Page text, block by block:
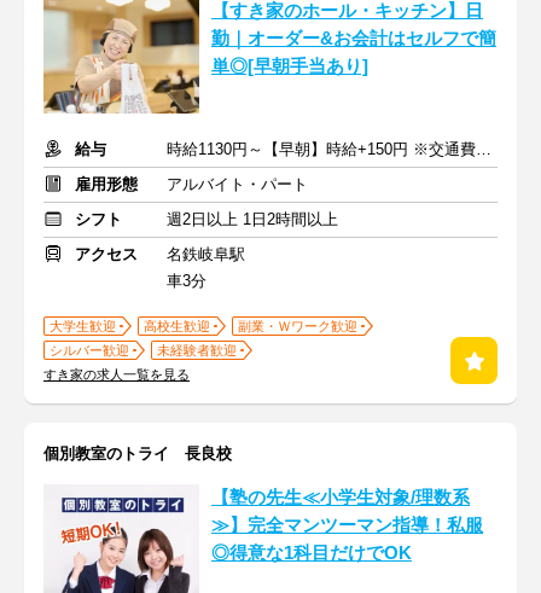
【すき家のホール・キッチン】日
勤｜オーダー&お会計はセルフで簡
単◎[早朝手当あり]
給与
時給1130円～【早朝】時給+150円 ※交通費支給
雇用形態
アルバイト・パート
シフト
週2日以上 1日2時間以上
アクセス
名鉄岐阜駅
車3分
大学生歓迎 高校生歓迎
副業・Ｗワーク歓迎
シルバー歓迎
未経験者歓迎
すき家の求人一覧を見る
個別教室のトライ 長良校
【塾の先生≪小学生対象/理数系
≫】完全マンツーマン指導！私服
◎得意な1科目だけでOK